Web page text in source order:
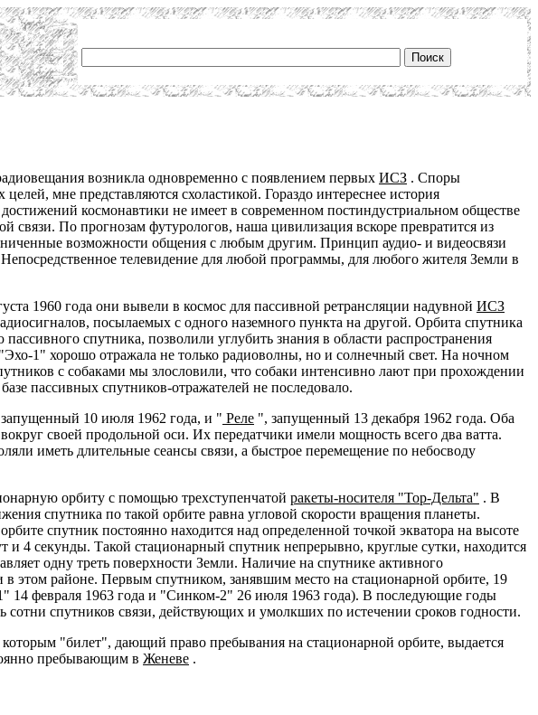
возникла одновременно с появлением первых ИСЗ . Споры
мне представляются схоластикой. Гораздо интереснее история
космонавтики не имеет в современном постиндустриальном обществе
связи. По прогнозам футурологов, наша цивилизация вскоре превратится из
возможности общения с любым другим. Принцип аудио- и видеосвязи
телевидение для любой программы, для любого жителя Земли в
1960 года они вывели в космос для пассивной ретрансляции надувной ИСЗ
посылаемых с одного наземного пункта на другой. Орбита спутника
спутника, позволили углубить знания в области распространения
1" хорошо отражала не только радиоволны, но и солнечный свет. На ночном
с собаками мы злословили, что собаки интенсивно лают при прохождении
пассивных спутников-отражателей не последовало.
10 июля 1962 года, и " Реле ", запущенный 13 декабря 1962 года. Оба
своей продольной оси. Их передатчики имели мощность всего два ватта.
иметь длительные сеансы связи, а быстрое перемещение по небосводу
орбиту с помощью трехступенчатой ракеты-носителя "Тор-Дельта" . В
спутника по такой орбите равна угловой скорости вращения планеты.
спутник постоянно находится над определенной точкой экватора на высоте
4 секунды. Такой стационарный спутник непрерывно, круглые сутки, находится
одну треть поверхности Земли. Наличие на спутнике активного
этом районе. Первым спутником, занявшим место на стационарной орбите, 19
14 февраля 1963 года и "Синком-2" 26 июля 1963 года). В последующие годы
спутников связи, действующих и умолкших по истечении сроков годности.
"билет", дающий право пребывания на стационарной орбите, выдается
пребывающим в Женеве .